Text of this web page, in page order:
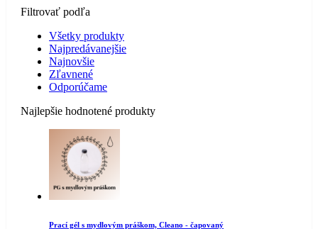
Filtrovať podľa
Všetky produkty
Najpredávanejšie
Najnovšie
Zľavnené
Odporúčame
Najlepšie hodnotené produkty
Prací gél s mydlovým práškom, Cleano - čapovaný